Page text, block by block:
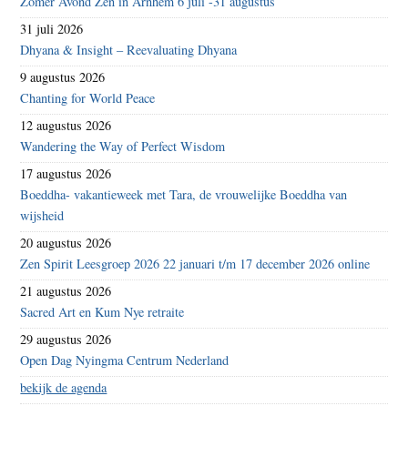
31 juli 2026
Dhyana & Insight – Reevaluating Dhyana
9 augustus 2026
Chanting for World Peace
12 augustus 2026
Wandering the Way of Perfect Wisdom
17 augustus 2026
Boeddha- vakantieweek met Tara, de vrouwelijke Boeddha van
wijsheid
20 augustus 2026
Zen Spirit Leesgroep 2026 22 januari t/m 17 december 2026 online
21 augustus 2026
Sacred Art en Kum Nye retraite
29 augustus 2026
Open Dag Nyingma Centrum Nederland
bekijk de agenda